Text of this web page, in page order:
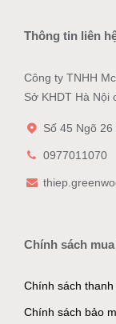
Thông tin liên
Công ty TNHH
Sở KHDT Hà Nội
Số 45 Ngõ
0977011070
Chính sách
Chính sách thanh
Chính sách bảo